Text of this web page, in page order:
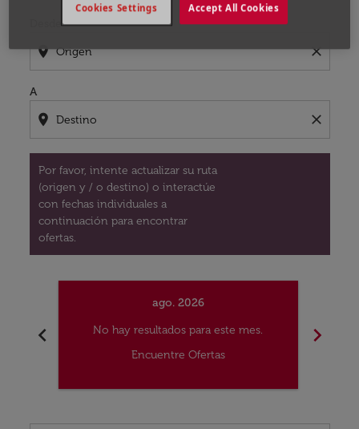
Desde
location_on close
A
location_on close
Por favor, intente actualizar su ruta
(origen y / o destino) o interactúe
con fechas individuales a
continuación para encontrar
ofertas.
chevron_left
ago. 2026
No hay resultados para este mes.
Encuentre Ofertas
chevron_right
Accept All Cookies
Cookies Settings